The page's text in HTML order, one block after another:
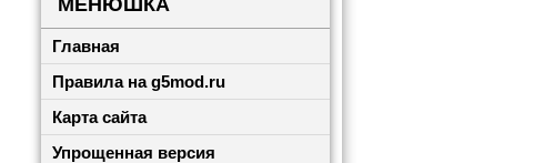
МЕНЮШКА
Главная
Правила на g5mod.ru
Карта сайта
Упрощенная версия